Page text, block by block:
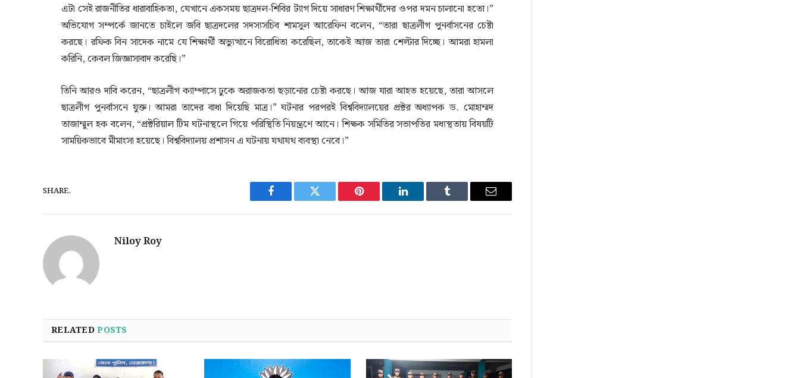
এটা সেই রাজনীতির ধারাবাহিকতা, যেখানে একসময় ছাত্রদল-শিবির ট্যাগ দিয়ে সাধারণ শিক্ষার্থীদের ওপর দমন চালানো হতো।”
অভিযোগ সম্পর্কে জানতে চাইলে জবি ছাত্রদলের সদস্যসচিব শামসুল আরেফিন বলেন, “তারা ছাত্রলীগ পুনর্বাসনের চেষ্টা
করছে। রফিক বিন সাদেক নামে যে শিক্ষার্থী অভ্যুত্থানে বিরোধিতা করেছিল, তাকেই আজ তারা শেল্টার দিচ্ছে। আমরা হামলা
করিনি, কেবল জিজ্ঞাসাবাদ করেছি।”
তিনি আরও দাবি করেন, “ছাত্রলীগ ক্যাম্পাসে ঢুকে অরাজকতা ছড়ানোর চেষ্টা করছে। আজ যারা আহত হয়েছে, তারা আসলে
ছাত্রলীগ পুনর্বাসনে যুক্ত। আমরা তাদের বাধা দিয়েছি মাত্র।” ঘটনার পরপরই বিশ্ববিদ্যালয়ের প্রক্টর অধ্যাপক ড. মোহাম্মদ
তাজাম্মুল হক বলেন, “প্রক্টরিয়াল টিম ঘটনাস্থলে গিয়ে পরিস্থিতি নিয়ন্ত্রণে আনে। শিক্ষক সমিতির সভাপতির মধ্যস্থতায় বিষয়টি
সাময়িকভাবে মীমাংসা হয়েছে। বিশ্ববিদ্যালয় প্রশাসন এ ঘটনায় যথাযথ ব্যবস্থা নেবে।”
SHARE.
Facebook Twitter Pinterest LinkedIn Tumblr Email
Niloy Roy
RELATEDPOSTS